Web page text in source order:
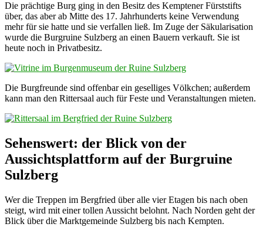
Die prächtige Burg ging in den Besitz des Kemptener Fürststifts
über, das aber ab Mitte des 17. Jahrhunderts keine Verwendung
mehr für sie hatte und sie verfallen ließ. Im Zuge der Säkularisation
wurde die Burgruine Sulzberg an einen Bauern verkauft. Sie ist
heute noch in Privatbesitz.
Die Burgfreunde sind offenbar ein geselliges Völkchen; außerdem
kann man den Rittersaal auch für Feste und Veranstaltungen mieten.
Sehenswert: der Blick von der
Aussichtsplattform auf der Burgruine
Sulzberg
Wer die Treppen im Bergfried über alle vier Etagen bis nach oben
steigt, wird mit einer tollen Aussicht belohnt. Nach Norden geht der
Blick über die Marktgemeinde Sulzberg bis nach Kempten.